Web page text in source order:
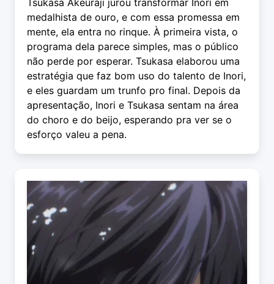
Tsukasa Akeuraji jurou transformar Inori em
medalhista de ouro, e com essa promessa em
mente, ela entra no rinque. À primeira vista, o
programa dela parece simples, mas o público
não perde por esperar. Tsukasa elaborou uma
estratégia que faz bom uso do talento de Inori,
e eles guardam um trunfo pro final. Depois da
apresentação, Inori e Tsukasa sentam na área
do ‍choro e do beijo, esperando pra ver se o
esforço valeu a pena.